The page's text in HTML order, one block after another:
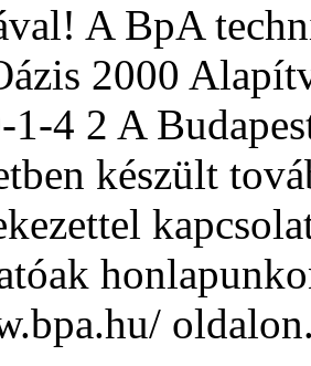
A BpA
2000
1-4 2 A
készült